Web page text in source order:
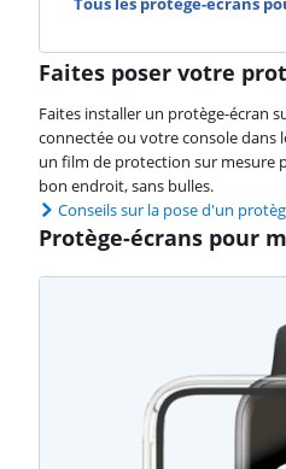
Faites poser votre
Faites installer un protège-écran
connectée ou votre console dans
un film de protection sur mesure
bon endroit, sans bulles.
Conseils sur la pose d'un
Protège-écrans pour